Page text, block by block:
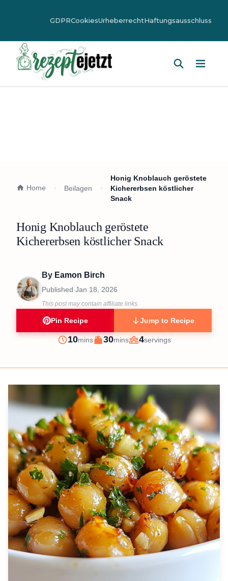
GDPRCookiesUrheberrechtHaftungsausschluss
Home Beilagen
Honig Knoblauch geröstete
Kichererbsen köstlicher
Snack
Honig Knoblauch geröstete
Kichererbsen köstlicher Snack
By Eamon Birch
Published Jan 18, 2026
This post may contain affiliate links.
Pin Recipe Jump to Recipe
Prep
10minutes
mins
Cook
30minutes
mins
Servings
4servings